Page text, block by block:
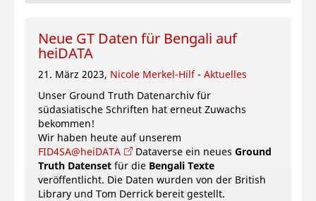
Neue GT Daten für Bengali auf
heiDATA
21. März 2023, Nicole Merkel-Hilf - Aktuelles
Unser Ground Truth Datenarchiv für
südasiatische Schriften hat erneut Zuwachs
bekommen!
Wir haben heute auf unserem
FID4SA@heiDATA
Dataverse ein neues Ground
Truth Datenset für die Bengali Texte
veröffentlicht. Die Daten wurden von der British
Library und Tom Derrick bereit gestellt.